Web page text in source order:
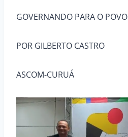
GOVERNANDO PARA O POVO
POR GILBERTO CASTRO
ASCOM-CURUÁ